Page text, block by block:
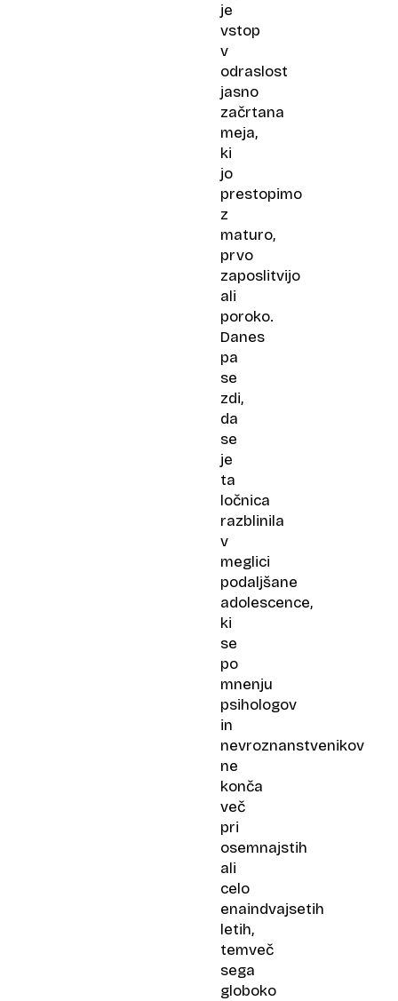
je
vstop
v
odraslost
jasno
začrtana
meja,
ki
jo
prestopimo
z
maturo,
prvo
zaposlitvijo
ali
poroko.
Danes
pa
se
zdi,
da
se
je
ta
ločnica
razblinila
v
meglici
podaljšane
adolescence,
ki
se
po
mnenju
psihologov
in
nevroznanstvenikov
ne
konča
več
pri
osemnajstih
ali
celo
enaindvajsetih
letih,
temveč
sega
globoko